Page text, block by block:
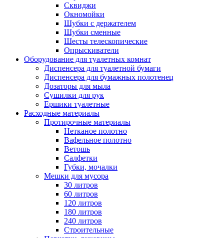
Сквиджи
Окномойки
Шубки с держателем
Шубки сменные
Шесты телескопические
Опрыскиватели
Оборудование для туалетных комнат
Диспенсера для туалетной бумаги
Диспенсера для бумажных полотенец
Дозаторы для мыла
Сушилки для рук
Ершики туалетные
Расходные материалы
Протирочные материалы
Нетканое полотно
Вафельное полотно
Ветошь
Салфетки
Губки, мочалки
Мешки для мусора
30 литров
60 литров
120 литров
180 литров
240 литров
Строительные